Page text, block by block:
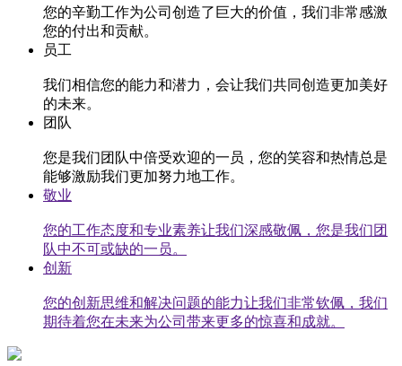
您的辛勤工作为公司创造了巨大的价值，我们非常感激
您的付出和贡献。
员工
我们相信您的能力和潜力，会让我们共同创造更加美好
的未来。
团队
您是我们团队中倍受欢迎的一员，您的笑容和热情总是
能够激励我们更加努力地工作。
敬业
您的工作态度和专业素养让我们深感敬佩，您是我们团
队中不可或缺的一员。
创新
您的创新思维和解决问题的能力让我们非常钦佩，我们
期待着您在未来为公司带来更多的惊喜和成就。